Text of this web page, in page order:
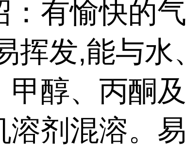
：有愉快的
挥发,能与水
甲醇、丙酮
剂混溶。易